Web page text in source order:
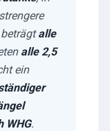
beträgtalle
alle 2,5
ein
WHG.